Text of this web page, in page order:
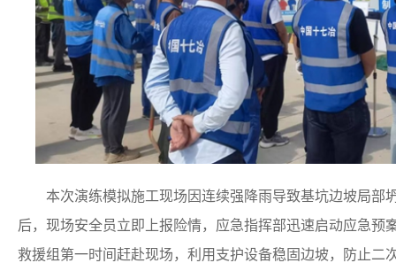
本次演练模拟施工现场因连续强降雨导致基坑边坡局部
后，现场安全员立即上报险情，应急指挥部迅速启动应急预
救援组第一时间赶赴现场，利用支护设备稳固边坡，防止二